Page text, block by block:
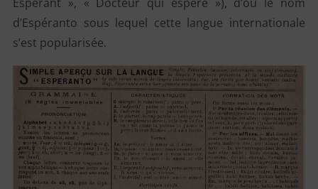
d’Espéranto sous lequel cette langue internationale
s’est popularisée.